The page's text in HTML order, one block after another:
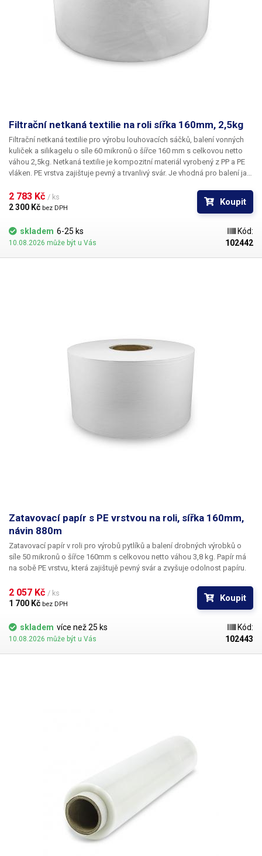
Filtrační netkaná textilie na roli sířka 160mm, 2,5kg
Filtrační netkaná textilie pro výrobu louhovacích sáčků, balení vonných
kuliček a silikagelu o síle 60 mikronů o šířce 160 mm s celkovou netto
váhou 2,5kg. Netkaná textilie je kompozitní materiál vyrobený z PP a PE
vláken. PE vrstva zajištuje pevný a trvanlivý svár. Je vhodná pro balení jak
určeno pro balící stroj s dávkovačem sypkých směsí do 99g,
manuální balenípomocí pákové, klešťově nebo kontinuální svářečky.
120°Ca je vhodná na výrobu
louhovacích sáčku s čajem, kávových filtrů,
sáčku s bylinkami či kořením, výrobu vonných sáčku nebo vysoušecích
2 783 Kč / ks
2 300 Kč bez DPH
Koupit
skladem 6-25 ks
10.08.2026 může být u Vás
Kód:
102442
Zatavovací papír s PE vrstvou na roli, sířka 160mm,
návin 880m
Zatavovací papír v roli pro výrobů pytlíků a balení drobných výrobků o
síle 50 mikronů o šířce 160mm s celkovou netto váhou 3,8 kg. Papír má
na sobě PE vrstvu, která zajištujě pevný svár a zvyšuje odolnost papíru.
obal samy vytvářejí - určeno pro balící stroj s dávkovačem sypkých
směsí do 99g, nebo pro manuální
balení pomocí pákové, kleštově nebo kontinuální svářečky.
2 057 Kč / ks
1 700 Kč bez DPH
Koupit
skladem více než 25 ks
10.08.2026 může být u Vás
Kód:
102443